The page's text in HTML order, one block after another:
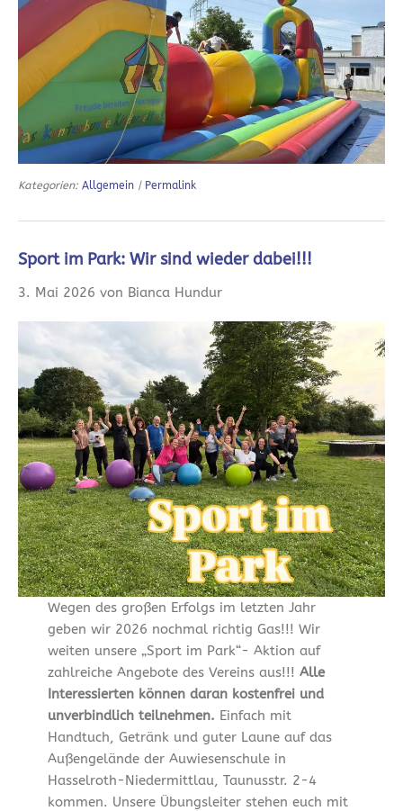
Kategorien: Allgemein | Permalink
Sport im Park: Wir sind wieder dabei!!!
3. Mai 2026 von Bianca Hundur
Wegen des großen Erfolgs im letzten Jahr
geben wir 2026 nochmal richtig Gas!!! Wir
weiten unsere „Sport im Park“- Aktion auf
zahlreiche Angebote des Vereins aus!!! Alle
Interessierten können daran kostenfrei und
unverbindlich teilnehmen. Einfach mit
Handtuch, Getränk und guter Laune auf das
Außengelände der Auwiesenschule in
Hasselroth-Niedermittlau, Taunusstr. 2-4
kommen. Unsere Übungsleiter stehen euch mit